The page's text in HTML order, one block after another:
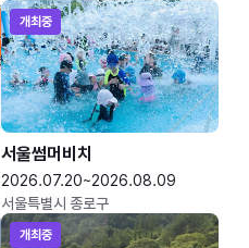
개최중
서울썸머비치
2026.07.20~2026.08.09
서울특별시 종로구
개최중